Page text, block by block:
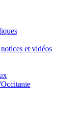
et vidéos